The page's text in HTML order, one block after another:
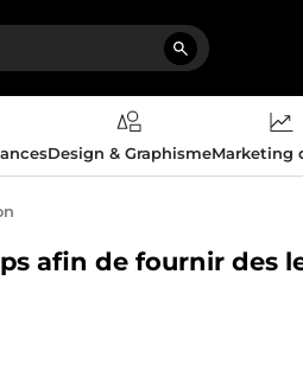
Design & GraphismeMarketing
afin de fournir des